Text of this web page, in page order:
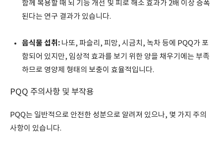
함께 복용할 때 뇌 기능 개선 및 피로 해소 효과가 2배 이상 증폭
된다는 연구 결과가 있습니다.
음식물 섭취: 나또, 파슬리, 피망, 시금치, 녹차 등에 PQQ가 포
함되어 있지만, 임상적 효과를 보기 위한 양을 채우기에는 부족
하므로 영양제 형태의 보충이 효율적입니다.
PQQ 주의사항 및 부작용
PQQ는 일반적으로 안전한 성분으로 알려져 있으나, 몇 가지 주의
사항이 있습니다.